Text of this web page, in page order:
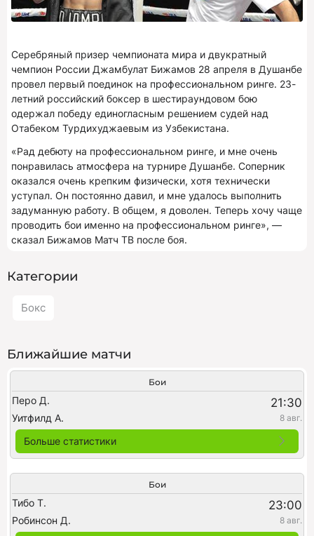
Серебряный призер чемпионата мира и двукратный
чемпион России Джамбулат Бижамов 28 апреля в Душанбе
провел первый поединок на профессиональном ринге. 23-
летний российский боксер в шестираундовом бою
одержал победу единогласным решением судей над
Отабеком Турдихуджаевым из Узбекистана.
«Рад дебюту на профессиональном ринге, и мне очень
понравилась атмосфера на турнире Душанбе. Соперник
оказался очень крепким физически, хотя технически
уступал. Он постоянно давил, и мне удалось выполнить
задуманную работу. В общем, я доволен. Теперь хочу чаще
проводить бои именно на профессиональном ринге», —
сказал Бижамов Матч ТВ после боя.
Категории
Бокс
Ближайшие матчи
Бои
Перо Д. 21:30
Уитфилд А. 8 авг.
Больше статистики
Бои
Тибо Т. 23:00
Робинсон Д. 8 авг.